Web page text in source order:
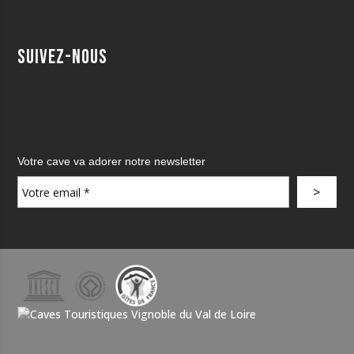
Suivez-nous
Votre cave va adorer notre newsletter